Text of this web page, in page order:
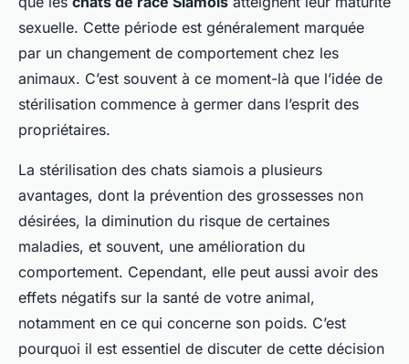
sexuelle. Cette période est généralement marquée
par un changement de comportement chez les
animaux. C’est souvent à ce moment-là que l’idée de
stérilisation commence à germer dans l’esprit des
propriétaires.
La stérilisation des chats siamois a plusieurs
avantages, dont la prévention des grossesses non
désirées, la diminution du risque de certaines
maladies, et souvent, une amélioration du
comportement. Cependant, elle peut aussi avoir des
effets négatifs sur la santé de votre animal,
notamment en ce qui concerne son poids. C’est
pourquoi il est essentiel de discuter de cette décision